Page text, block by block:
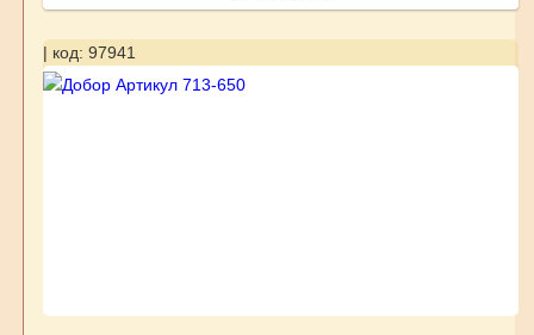
| код: 97941